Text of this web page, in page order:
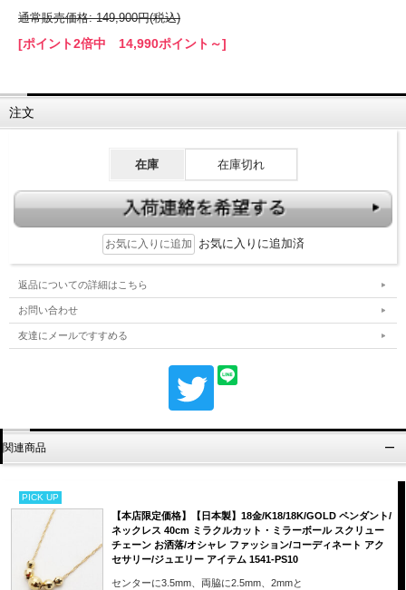
通常販売価格: 149,900円(税込)
[ポイント2倍中 14,990ポイント～]
注文
在庫 在庫切れ
お気に入りに追加済
返品についての詳細はこちら
お問い合わせ
友達にメールですすめる
関連商品
PICK UP
【本店限定価格】【日本製】18金/K18/18K/GOLD ペンダント/
ネックレス 40cm ミラクルカット・ミラーボール スクリュー
チェーン お洒落/オシャレ ファッション/コーディネート アク
セサリー/ジュエリー アイテム 1541-PS10
センターに3.5mm、両脇に2.5mm、2mmと